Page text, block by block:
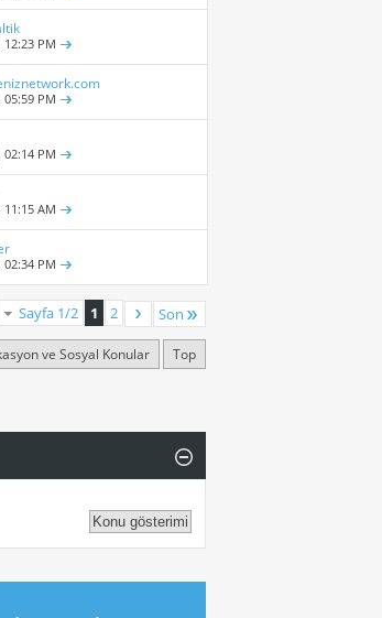
12:23 PM
05:59 PM
02:14 PM
11:15 AM
02:34 PM
Sayfa 1/2 1 2 Son
ve Sosyal Konular Top